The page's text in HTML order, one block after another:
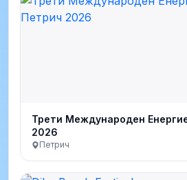
Трети Международен
2026
Петрич